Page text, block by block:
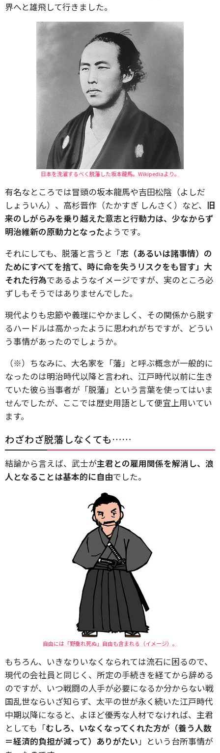
界へと雄飛して行きました。
日本を洗濯するべく脱藩した坂本龍馬。Wikipediaより。
有名なところでは冒頭の坂本龍馬や吉田松陰（よしだ
しょういん）、高杉晋作（たかすぎ しんさく）など、 旧
来のしがらみを乗り越えた意志と行動力は、少なからず
明治維新の原動力となったようです。
それにしても、脱藩と言うと「志（あるいは諸事情）の
ためにすべてを捨て、時に命を失うリスクをも冒す」大
それた行為であるようなイメージですが、実のところ必
ずしもそうではありませんでした。
現代よりも忠節や義理にやかましく、その関係から脱す
るハードルは高かったように思われがちですが、どうい
う事情があったのでしょうか。
（※）ちなみに、大名家を「藩」と呼ぶ概念が一般的に
なったのは明治時代以降と言われ、江戸時代以前に生き
ていた彼ら当事者が「脱藩」という言葉を使ってはいま
せんでしたが、ここでは歴史用語として便宜上用いてい
ます。
わざわざ脱藩しなくても……
結論から言えば、武士が主君との雇用関係を解消し、浪
人となることは基本的に自由でした。
自由には「野垂れ死ぬ」自由も含まれる（イメージ）。
もちろん、いきなりいなくなられては流石に困るので、
現代の会社員と同じく、所定の手続きを経てから辞める
のですが、いつ戦闘の人手が必要になるか分からない戦
国乱世ならいざ知らず、太平の世が永く続いた江戸時代
中期以降になると、よほど優秀な人材でなければ、主君
としても「むしろ、いなくなってくれた方が（養う人数
＝経済的負担が減って）ありがたい」という台所事情が